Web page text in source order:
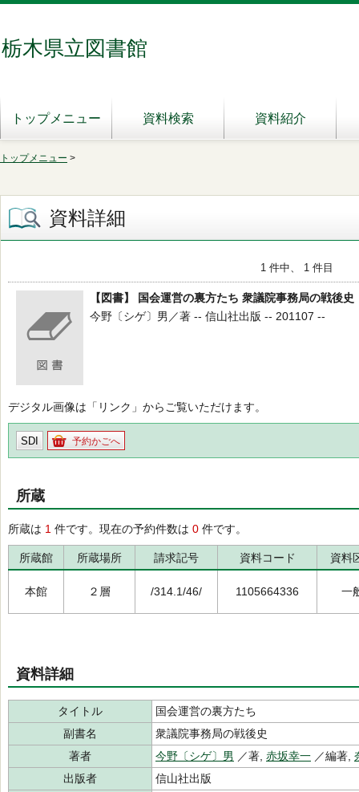
栃木県立図書館
トップメニュー 資料検索 資料紹介
トップメニュー >
資料詳細
1 件中、 1 件目
【図書】 国会運営の裏方たち 衆議院事務局の戦後史
今野〔シゲ〕男／著 -- 信山社出版 -- 201107 --
デジタル画像は「リンク」からご覧いただけます。
SDI 予約かごへ
所蔵
所蔵は 1 件です。現在の予約件数は 0 件です。
所蔵館 所蔵場所 請求記号 資料コード 資料
本館 ２層 /314.1/46/ 1105664336 一
資料詳細
タイトル
国会運営の裏方たち
副書名
衆議院事務局の戦後史
著者
今野〔シゲ〕男 ／著, 赤坂幸一 ／編著,
出版者
信山社出版